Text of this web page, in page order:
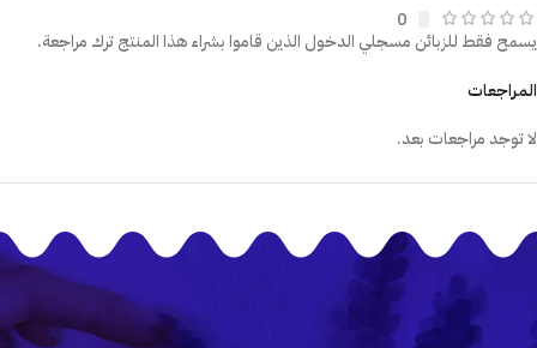
0
المراجعات
لا توجد مراجعات بعد.
يسمح فقط للزبائن مسجلي الدخول الذين قاموا بشراء هذا المنتج ترك مراجعة.